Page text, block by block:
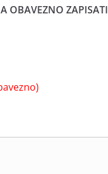
OBAVEZNO ZAPISATI